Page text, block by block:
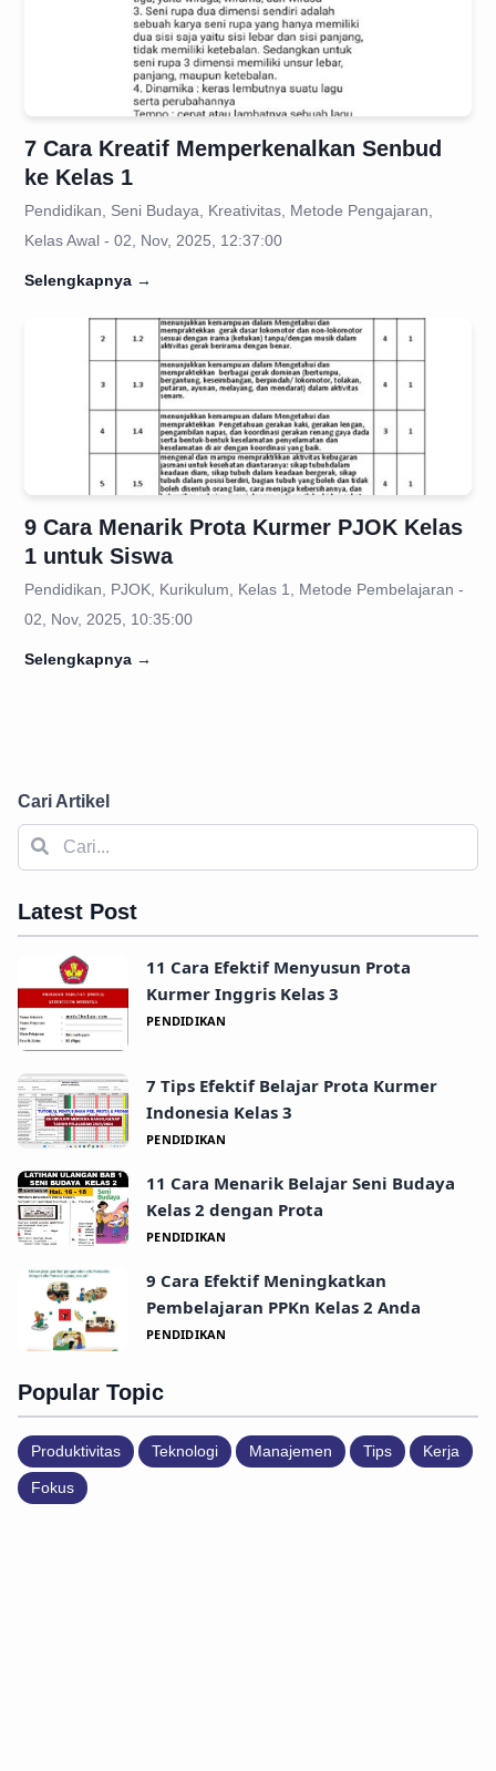
7 Cara Kreatif Memperkenalkan Senbud
ke Kelas 1
Pendidikan, Seni Budaya, Kreativitas, Metode Pengajaran,
Kelas Awal - 02, Nov, 2025, 12:37:00
Selengkapnya →
9 Cara Menarik Prota Kurmer PJOK Kelas
1 untuk Siswa
Pendidikan, PJOK, Kurikulum, Kelas 1, Metode Pembelajaran -
02, Nov, 2025, 10:35:00
Selengkapnya →
Cari Artikel
Latest Post
11 Cara Efektif Menyusun Prota
Kurmer Inggris Kelas 3
PENDIDIKAN
7 Tips Efektif Belajar Prota Kurmer
Indonesia Kelas 3
PENDIDIKAN
11 Cara Menarik Belajar Seni Budaya
Kelas 2 dengan Prota
PENDIDIKAN
9 Cara Efektif Meningkatkan
Pembelajaran PPKn Kelas 2 Anda
PENDIDIKAN
Popular Topic
Produktivitas Teknologi Manajemen Tips Kerja
Fokus